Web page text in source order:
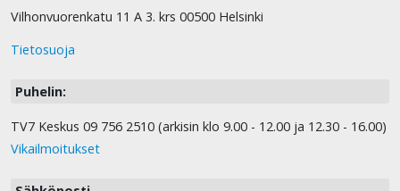
Vilhonvuorenkatu 11 A 3. krs 00500 Helsinki
Tietosuoja
Puhelin:
TV7 Keskus 09 756 2510 (arkisin klo 9.00 - 12.00 ja 12.30 - 16.00)
Vikailmoitukset